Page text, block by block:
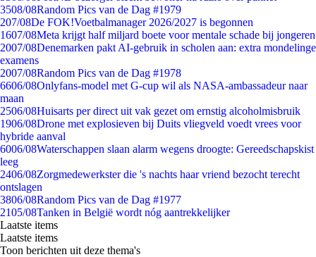
3508/08Random Pics van de Dag #1979
207/08De FOK!Voetbalmanager 2026/2027 is begonnen
1607/08Meta krijgt half miljard boete voor mentale schade bij jongeren
2007/08Denemarken pakt AI-gebruik in scholen aan: extra mondelinge
examens
2007/08Random Pics van de Dag #1978
6606/08Onlyfans-model met G-cup wil als NASA-ambassadeur naar
maan
2506/08Huisarts per direct uit vak gezet om ernstig alcoholmisbruik
1906/08Drone met explosieven bij Duits vliegveld voedt vrees voor
hybride aanval
6006/08Waterschappen slaan alarm wegens droogte: Gereedschapskist
leeg
2406/08Zorgmedewerkster die 's nachts haar vriend bezocht terecht
ontslagen
3806/08Random Pics van de Dag #1977
2105/08Tanken in België wordt nóg aantrekkelijker
Laatste items
Laatste items
Toon berichten uit deze thema's